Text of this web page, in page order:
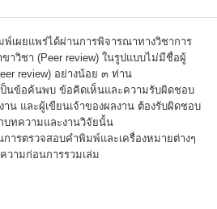
เผยแพร่ได้ผ่านการพิจารณาทางวิชาการ
วิชา (Peer review) ในรูปแบบไม่มีชื่อผู้
review) อย่างน้อย ๓ ท่าน
นข้อค้นพบ ข้อคิดเห็นและความรับผิดชอบ
าน และผู้เขียนเจ้าของผลงาน ต้องรับผิดชอบ
บทความและงานวิจัยนั้น
ารตรวจสอบคำพิมพ์และเครื่องหมายต่างๆ
วามก่อนการรวมเล่ม